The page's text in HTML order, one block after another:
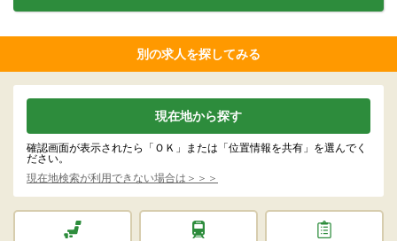
別の求人を探してみる
現在地から探す
確認画面が表示されたら「ＯＫ」または「位置情報を共有」を選んでく
ださい。
現在地検索が利用できない場合は＞＞＞